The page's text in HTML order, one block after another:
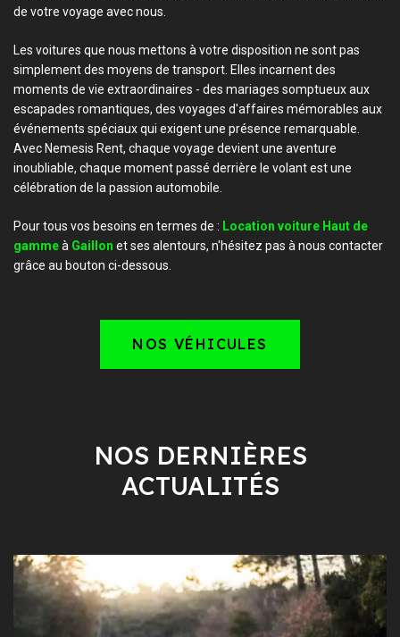
de votre voyage avec nous.
Les voitures que nous mettons à votre disposition ne sont pas
simplement des moyens de transport. Elles incarnent des
moments de vie extraordinaires - des mariages somptueux aux
escapades romantiques, des voyages d'affaires mémorables aux
événements spéciaux qui exigent une présence remarquable.
Avec Nemesis Rent, chaque voyage devient une aventure
inoubliable, chaque moment passé derrière le volant est une
célébration de la passion automobile.
Pour tous vos besoins en termes de : Location voiture Haut de
gammeà Gaillon et ses alentours, n'hésitez pas à nous contacter
grâce au bouton ci-dessous.
NOS VÉHICULES
NOS DERNIÈRES
ACTUALITÉS